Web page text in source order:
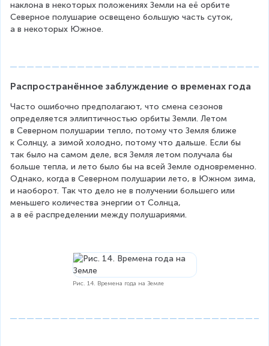
наклона в некоторых положениях Земли на её орбите
Северное полушарие освещено большую часть суток,
а в некоторых Южное.
Распространённое заблуждение о временах года
Часто ошибочно предполагают, что смена сезонов
определяется эллиптичностью орбиты Земли. Летом
в Северном полушарии тепло, потому что Земля ближе
к Солнцу, а зимой холодно, потому что дальше. Если бы
так было на самом деле, вся Земля летом получала бы
больше тепла, и лето было бы на всей Земле одновременно.
Однако, когда в Северном полушарии лето, в Южном зима,
и наоборот. Так что дело не в получении большего или
меньшего количества энергии от Солнца,
а в её распределении между полушариями.
Рис. 14. Времена года на Земле